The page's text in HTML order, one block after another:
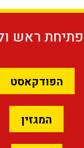
פתיחת ראש
הפודקאסט
המגזין